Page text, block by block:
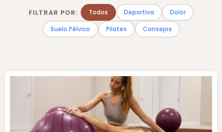
FILTRAR POR: Todos Deportiva
Dolor
Suelo Pélvico
Pilates Consejos